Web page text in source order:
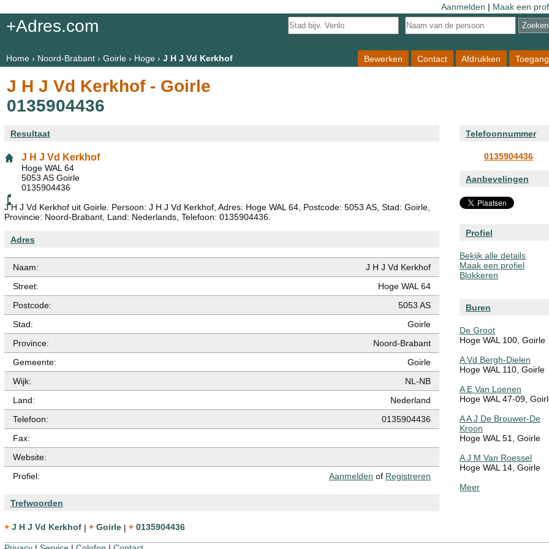
Aanmelden | Maak een
+Adres.com
Home› Noord-Brabant› Goirle› Hoge› J H J Vd Kerkhof Bewerken Contact Afdrukken Toegang
J H J Vd Kerkhof - Goirle
0135904436
Resultaat
J H J Vd Kerkhof
Hoge WAL 64
5053 AS Goirle
0135904436
J H J Vd Kerkhof uit Goirle. Persoon: J H J Vd Kerkhof, Adres: Hoge WAL 64, Postcode: 5053 AS, Stad: Goirle,
Provincie: Noord-Brabant, Land: Nederlands, Telefoon: 0135904436.
Adres
Naam:
J H J Vd Kerkhof
Street:
Hoge WAL 64
Postcode:
5053 AS
Stad:
Goirle
Province:
Noord-Brabant
Gemeente:
Goirle
Wijk:
NL-NB
Land:
Nederland
Telefoon:
0135904436
Fax:
Website:
Profiel:
Aanmelden of Registreren
Trefwoorden
+ J H J Vd Kerkhof | + Goirle | + 0135904436
Telefoonnummer
0135904436
Aanbevelingen
Profiel
Bekijk alle details
Maak een profiel
Blokkeren
Buren
De Groot
Hoge WAL 100, Goirle
A Vd Bergh-Dielen
Hoge WAL 110, Goirle
A E Van Loenen
Hoge WAL 47-09,
A A J De Brouwer-De
Kroon
Hoge WAL 51, Goirle
A J M Van Roessel
Hoge WAL 14, Goirle
Meer